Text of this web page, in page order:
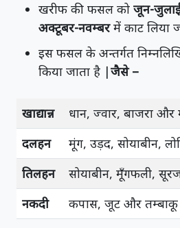
खरीफ की फसल को जून-
अक्टूबर-नवम्बरमें काट लिया
इस फसल के अन्तर्गत
किया जाता है |जैसे –
खाद्यान्न
धान, ज्वार, बाजरा और
दलहन
मूंग, उड़द, सोयाबीन,
तिलहन
सोयाबीन, मूँगफली,
नकदी
कपास, जूट और तम्बाकू